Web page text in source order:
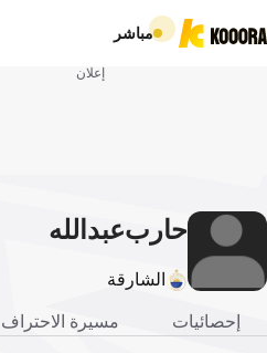
مباشر
إعلان
حاربعبدالله
الشارقة
إحصائيات مسيرة الاحتراف